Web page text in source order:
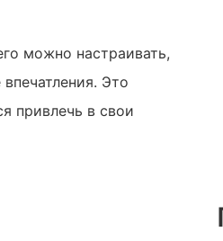
можно настраивать,
Это
привлечь в свои